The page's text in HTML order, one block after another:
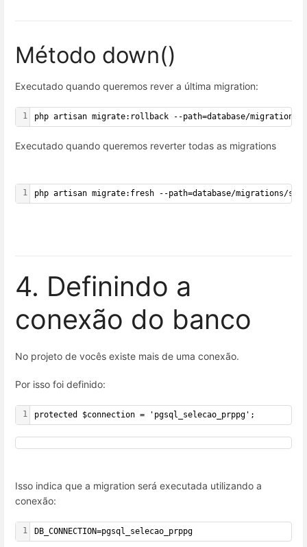
Método down()
Executado quando queremos rever a última migration:
1 php artisan migrate:rollback --path=database/migrations/
Executado quando queremos reverter todas as migrations
1 php artisan migrate:fresh --path=database/migrations/
4. Definindo a
conexão do banco
No projeto de vocês existe mais de uma conexão.
Por isso foi definido:
1 protected $connection = 'pgsql_selecao_prppg';
Isso indica que a migration será executada utilizando a
conexão:
1 DB_CONNECTION=pgsql_selecao_prppg